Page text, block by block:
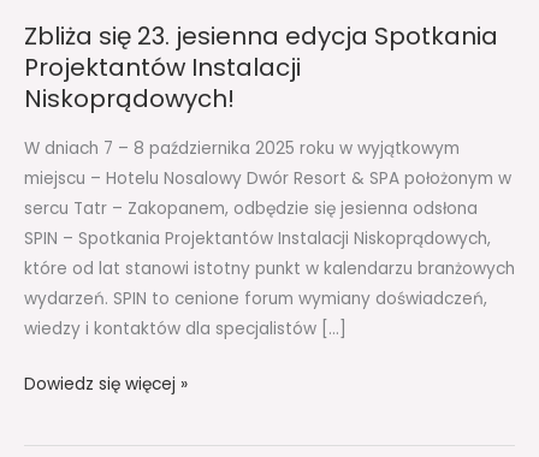
Zbliża się 23. jesienna edycja Spotkania
Projektantów Instalacji
Niskoprądowych!
W dniach 7 – 8 października 2025 roku w wyjątkowym
miejscu – Hotelu Nosalowy Dwór Resort & SPA położonym w
sercu Tatr – Zakopanem, odbędzie się jesienna odsłona
SPIN – Spotkania Projektantów Instalacji Niskoprądowych,
które od lat stanowi istotny punkt w kalendarzu branżowych
wydarzeń. SPIN to cenione forum wymiany doświadczeń,
wiedzy i kontaktów dla specjalistów […]
Dowiedz się więcej »